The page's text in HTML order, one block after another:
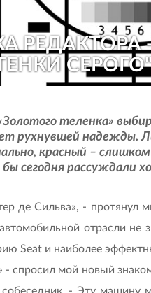
РЕДАКТОРА
ВКОНТАКТЕ
В ОДНОКЛАССНИКАХ
теленка»
рухнувшей надежды.
красный –
бы сегодня рассуждали
де Сильва», -
отрасли не
Seat и наиболее
- спросил мой новый
собеседник, - Эту